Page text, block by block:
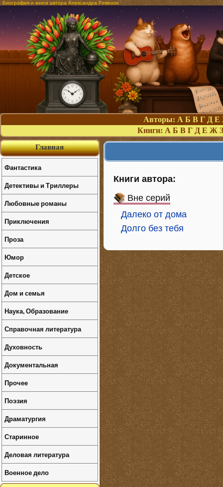
Биография и книги автора Александра Ревенок
Авторы: А Б В Г Д Е
Книги: А Б В Г Д Е Ж З
Книги автора:
Вне серий
Далеко от дома
Долго без тебя
Главная
Фантастика
Детективы и Триллеры
Любовные романы
Приключения
Проза
Юмор
Детское
Дом и семья
Наука, Образование
Справочная литература
Духовность
Документальная
Прочее
Поэзия
Драматургия
Старинное
Деловая литература
Военное дело